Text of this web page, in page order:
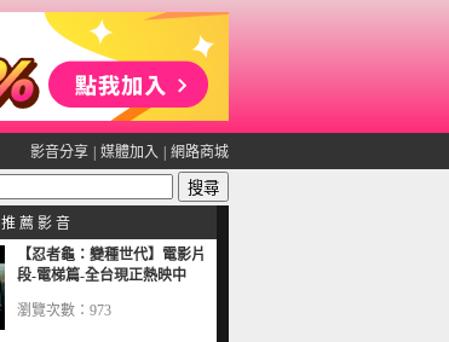
影音分享 媒體加入 網路商城
推 薦 影 音
【忍者龜：變種世代】電影片
段-電梯篇-全台現正熱映中
瀏覽次數：973